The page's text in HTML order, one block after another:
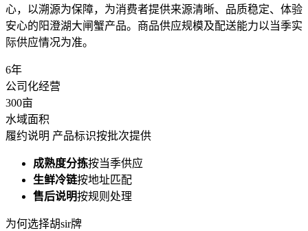
心，以溯源为保障，为消费者提供来源清晰、品质稳定、体验
安心的阳澄湖大闸蟹产品。商品供应规模及配送能力以当季实
际供应情况为准。
6年
公司化经营
300亩
水域面积
履约说明 产品标识按批次提供
成熟度分拣按当季供应
生鲜冷链按地址匹配
售后说明按规则处理
为何选择胡sir牌